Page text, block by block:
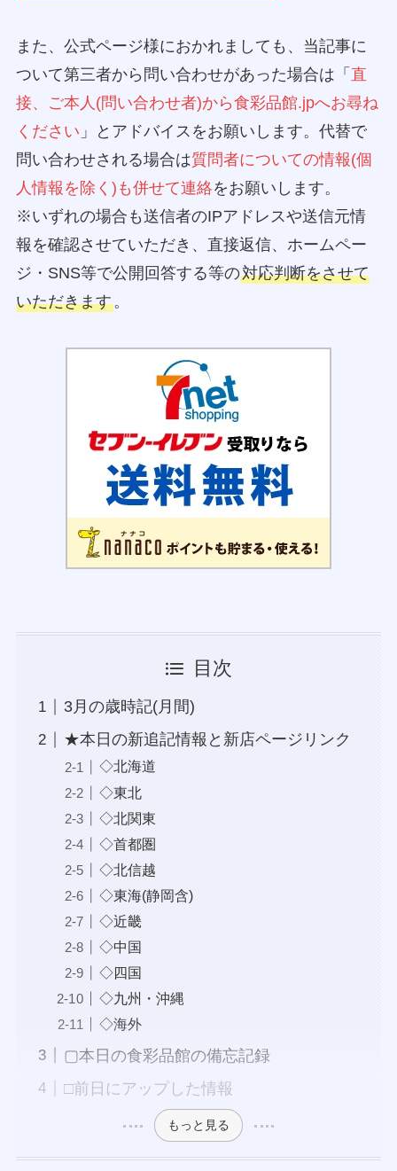
また、公式ページ様におかれましても、当記事に
ついて第三者から問い合わせがあった場合は「 直
接、ご本人(問い合わせ者)から食彩品館.jpへお尋ね
ください 」とアドバイスをお願いします。代替で
問い合わせされる場合は質問者についての情報(個
人情報を除く)も併せて連絡をお願いします。
※いずれの場合も送信者のIPアドレスや送信元情
報を確認させていただき、直接返信、ホームペー
ジ・SNS等で公開回答する等の対応判断をさせて
いただきます。
目次
3月の歳時記(月間)
★本日の新追記情報と新店ページリンク
◇北海道
◇東北
◇北関東
◇首都圏
◇北信越
◇東海(静岡含)
◇近畿
◇中国
◇四国
◇九州・沖縄
◇海外
▢本日の食彩品館の備忘記録
□前日にアップした情報
もっと見る